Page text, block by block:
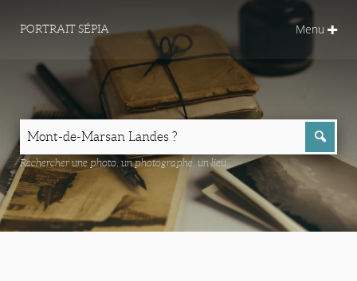
PORTRAIT SÉPIA Menu
Rechercher une photo, un photographe, un lieu...